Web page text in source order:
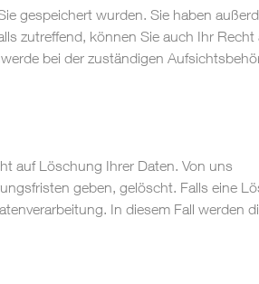
gespeichert wurden. Sie haben
zutreffend, können Sie auch Ihr Recht
bei der zuständigen
auf Löschung Ihrer Daten. Von uns
geben, gelöscht. Falls eine
In diesem Fall werden